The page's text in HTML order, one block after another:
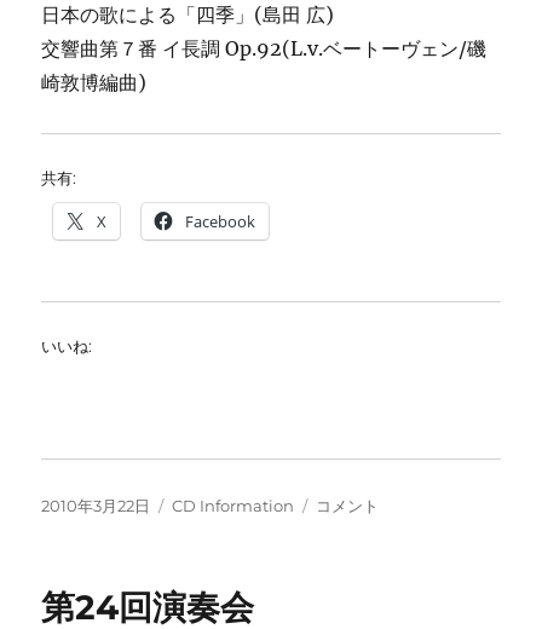
日本の歌による「四季」(島田 広)
交響曲第７番 イ長調 Op.92(L.v.ベートーヴェン/磯
崎敦博編曲)
共有:
X Facebook
いいね:
投
2010年3月22日
カ
ー
CD Information
CD
コメント
第24回演奏会